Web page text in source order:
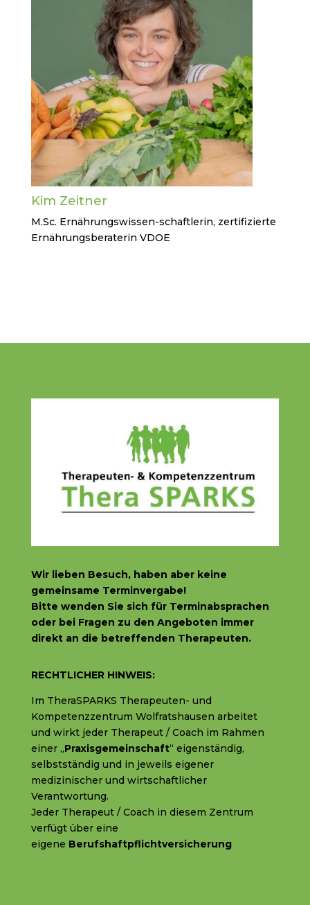
Kim Zeitner
M.Sc. Ernährungswissen-schaftlerin, zertifizierte
Ernährungsberaterin VDOE
Wir lieben Besuch, haben aberkeine
gemeinsame Terminvergabe!
Bitte wenden Sie sich für Terminabsprachen
oder bei Fragen zu den Angeboten immer
direkt an die betreffenden Therapeuten.
RECHTLICHER HINWEIS:
Im TheraSPARKS Therapeuten- und
Kompetenzzentrum Wolfratshausen arbeitet
und wirkt jeder Therapeut / Coach im Rahmen
einer „Praxisgemeinschaft“ eigenständig,
selbstständig und in jeweils eigener
medizinischer und wirtschaftlicher
Verantwortung.
Jeder Therapeut / Coach in diesem Zentrum
verfügt über eine
eigene Berufshaftpflichtversicherung